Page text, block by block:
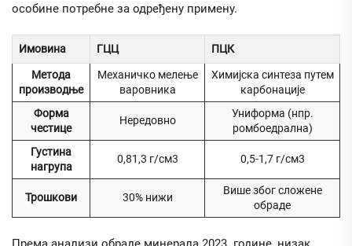
особине потребне за одређену примену.
Имовина ГЦЦ ПЦК
Метода
производње
Механичко мелење
варовника
Химијска синтеза путем
карбонације
Форма
честице
Нередовно
Униформа (нпр.
ромбоедрална)
Густина
нагрупа
0,81,3 г/см3 0,5-1,7 г/см3
Трошкови 30% нижи
Више због сложене
обраде